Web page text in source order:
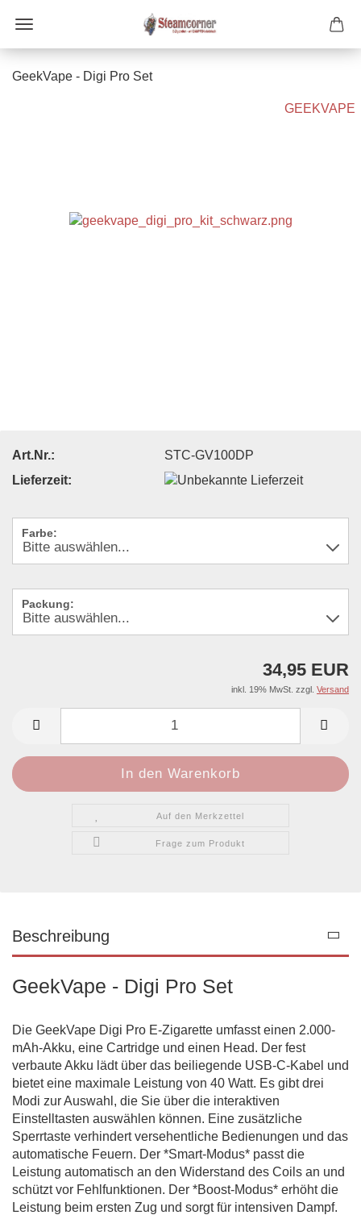
GeekVape - Digi Pro Set
GEEKVAPE
Art.Nr.:
STC-GV100DP
Lieferzeit:
Farbe:
Packung:
34,95 EUR
inkl. 19% MwSt. zzgl. Versand
Auf den Merkzettel
Frage zum Produkt
Beschreibung
GeekVape - Digi Pro Set
Die GeekVape Digi Pro E-Zigarette umfasst einen 2.000-
mAh-Akku, eine Cartridge und einen Head. Der fest
verbaute Akku lädt über das beiliegende USB-C-Kabel und
bietet eine maximale Leistung von 40 Watt. Es gibt drei
Modi zur Auswahl, die Sie über die interaktiven
Einstelltasten auswählen können. Eine zusätzliche
Sperrtaste verhindert versehentliche Bedienungen und das
automatische Feuern. Der *Smart-Modus* passt die
Leistung automatisch an den Widerstand des Coils an und
schützt vor Fehlfunktionen. Der *Boost-Modus* erhöht die
Leistung beim ersten Zug und sorgt für intensiven Dampf.